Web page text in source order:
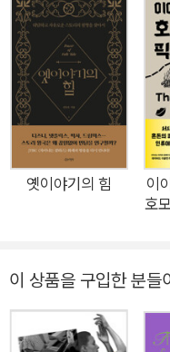
사냥 중에 겪은 위기의 순
황을 생각해보자. 그는 거
하자 그는 나무와 돌로
은 부러지고 그는 팔에 상
말인가? 그는 도망친다.
다친 팔로는 나무 위로
는 곳으로 계속 달려간다.
를 갈기갈기 찢으려고 한
다. 그는 깊은 물에서 모습
족 사람들은 흡사 오늘날
흥미진진하게 들었을 것
옛이야기의 힘
이
호
이 상품을 구입한 분들